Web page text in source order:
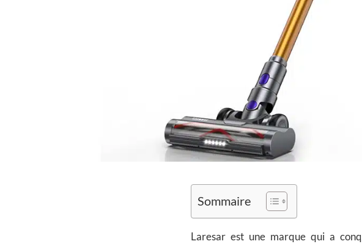
Sommaire
Laresar est une marque qui a